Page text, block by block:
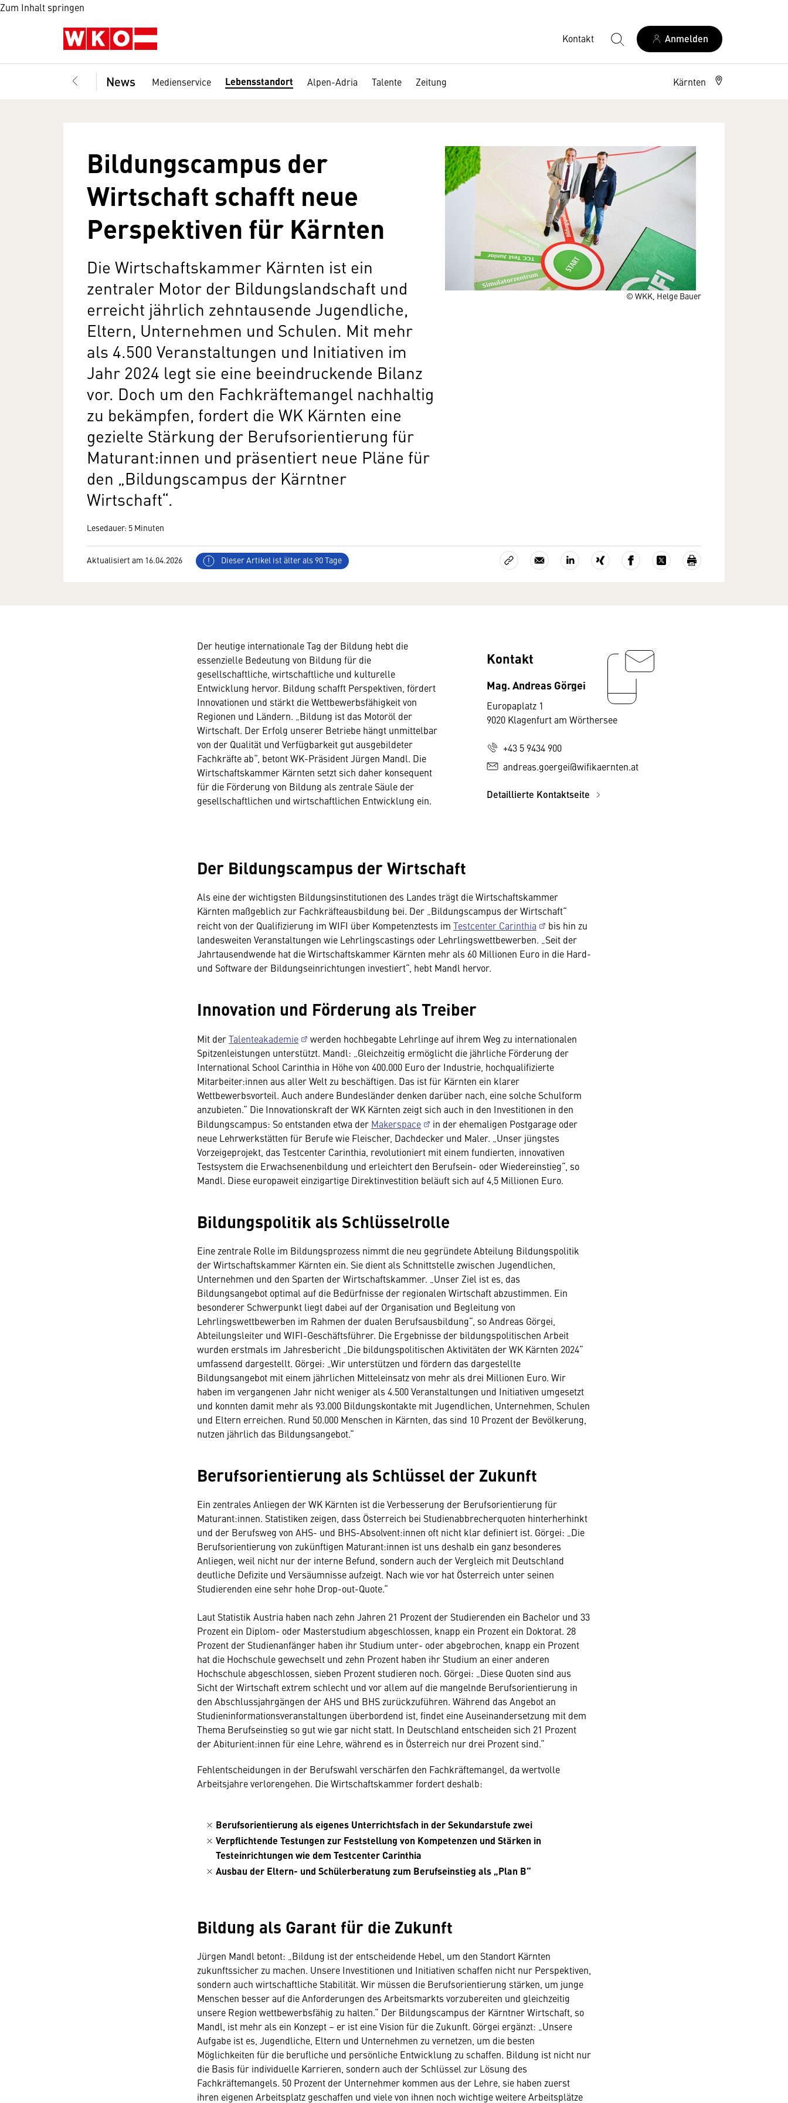
Zum Inhalt springen
Kontakt Anmelden
News Medienservice Lebensstandort Alpen-Adria Talente Zeitung Kärnten
© WKK, Helge Bauer
Bildungscampus der
Wirtschaft schafft neue
Perspektiven für Kärnten
Die Wirtschaftskammer Kärnten ist ein
zentraler Motor der Bildungslandschaft und
erreicht jährlich zehntausende Jugendliche,
Eltern, Unternehmen und Schulen. Mit mehr
als 4.500 Veranstaltungen und Initiativen im
Jahr 2024 legt sie eine beeindruckende Bilanz
vor. Doch um den Fachkräftemangel nachhaltig
zu bekämpfen, fordert die WK Kärnten eine
gezielte Stärkung der Berufsorientierung für
Maturant:innen und präsentiert neue Pläne für
den „Bildungscampus der Kärntner
Wirtschaft“.
Lesedauer: 5 Minuten
Aktualisiert am 16.04.2026 Dieser Artikel ist älter als 90 Tage
Kontakt
Mag. Andreas Görgei
Europaplatz 1
9020 Klagenfurt am Wörthersee
+43 5 9434 900
andreas.goergei@wifikaernten.at
Detaillierte Kontaktseite
Der heutige internationale Tag der Bildung hebt die
essenzielle Bedeutung von Bildung für die
gesellschaftliche, wirtschaftliche und kulturelle
Entwicklung hervor. Bildung schafft Perspektiven, fördert
Innovationen und stärkt die Wettbewerbsfähigkeit von
Regionen und Ländern. „Bildung ist das Motoröl der
Wirtschaft. Der Erfolg unserer Betriebe hängt unmittelbar
von der Qualität und Verfügbarkeit gut ausgebildeter
Fachkräfte ab“, betont WK-Präsident Jürgen Mandl. Die
Wirtschaftskammer Kärnten setzt sich daher konsequent
für die Förderung von Bildung als zentrale Säule der
gesellschaftlichen und wirtschaftlichen Entwicklung ein.
Der Bildungscampus der Wirtschaft
Als eine der wichtigsten Bildungsinstitutionen des Landes trägt die Wirtschaftskammer
Kärnten maßgeblich zur Fachkräfteausbildung bei. Der „Bildungscampus der Wirtschaft“
reicht von der Qualifizierung im WIFI über Kompetenztests im Testcenter Carinthia
bis hin zu
landesweiten Veranstaltungen wie Lehrlingscastings oder Lehrlingswettbewerben. „Seit der
Jahrtausendwende hat die Wirtschaftskammer Kärnten mehr als 60 Millionen Euro in die Hard-
und Software der Bildungseinrichtungen investiert“, hebt Mandl hervor.
Innovation und Förderung als Treiber
Mit derTalenteakademie
werden hochbegabte Lehrlinge auf ihrem Weg zu internationalen
Spitzenleistungen unterstützt. Mandl: „Gleichzeitig ermöglicht die jährliche Förderung der
International School Carinthia in Höhe von 400.000 Euro der Industrie, hochqualifizierte
Mitarbeiter:innen aus aller Welt zu beschäftigen. Das ist für Kärnten ein klarer
Wettbewerbsvorteil. Auch andere Bundesländer denken darüber nach, eine solche Schulform
anzubieten.“ Die Innovationskraft der WK Kärnten zeigt sich auch in den Investitionen in den
Bildungscampus: So entstanden etwa der Makerspace
in der ehemaligen Postgarage oder
neue Lehrwerkstätten für Berufe wie Fleischer, Dachdecker und Maler. „Unser jüngstes
Vorzeigeprojekt, das Testcenter Carinthia, revolutioniert mit einem fundierten, innovativen
Testsystem die Erwachsenenbildung und erleichtert den Berufsein- oder Wiedereinstieg“, so
Mandl. Diese europaweit einzigartige Direktinvestition beläuft sich auf 4,5 Millionen Euro.
Bildungspolitik als Schlüsselrolle
Eine zentrale Rolle im Bildungsprozess nimmt die neu gegründete Abteilung Bildungspolitik
der Wirtschaftskammer Kärnten ein. Sie dient als Schnittstelle zwischen Jugendlichen,
Unternehmen und den Sparten der Wirtschaftskammer. „Unser Ziel ist es, das
Bildungsangebot optimal auf die Bedürfnisse der regionalen Wirtschaft abzustimmen. Ein
besonderer Schwerpunkt liegt dabei auf der Organisation und Begleitung von
Lehrlingswettbewerben im Rahmen der dualen Berufsausbildung“, so Andreas Görgei,
Abteilungsleiter und WIFI-Geschäftsführer. Die Ergebnisse der bildungspolitischen Arbeit
wurden erstmals im Jahresbericht „Die bildungspolitischen Aktivitäten der WK Kärnten 2024“
umfassend dargestellt. Görgei: „Wir unterstützen und fördern das dargestellte
Bildungsangebot mit einem jährlichen Mitteleinsatz von mehr als drei Millionen Euro. Wir
haben im vergangenen Jahr nicht weniger als 4.500 Veranstaltungen und Initiativen umgesetzt
und konnten damit mehr als 93.000 Bildungskontakte mit Jugendlichen, Unternehmen, Schulen
und Eltern erreichen. Rund 50.000 Menschen in Kärnten, das sind 10 Prozent der Bevölkerung,
nutzen jährlich das Bildungsangebot.“
Berufsorientierung als Schlüssel der Zukunft
Ein zentrales Anliegen der WK Kärnten ist die Verbesserung der Berufsorientierung für
Maturant:innen. Statistiken zeigen, dass Österreich bei Studienabbrecherquoten hinterherhinkt
und der Berufsweg von AHS- und BHS-Absolvent:innen oft nicht klar definiert ist. Görgei: „Die
Berufsorientierung von zukünftigen Maturant:innen ist uns deshalb ein ganz besonderes
Anliegen, weil nicht nur der interne Befund, sondern auch der Vergleich mit Deutschland
deutliche Defizite und Versäumnisse aufzeigt. Nach wie vor hat Österreich unter seinen
Studierenden eine sehr hohe Drop-out-Quote.“
Laut Statistik Austria haben nach zehn Jahren 21 Prozent der Studierenden ein Bachelor und 33
Prozent ein Diplom- oder Masterstudium abgeschlossen, knapp ein Prozent ein Doktorat. 28
Prozent der Studienanfänger haben ihr Studium unter- oder abgebrochen, knapp ein Prozent
hat die Hochschule gewechselt und zehn Prozent haben ihr Studium an einer anderen
Hochschule abgeschlossen, sieben Prozent studieren noch. Görgei: „Diese Quoten sind aus
Sicht der Wirtschaft extrem schlecht und vor allem auf die mangelnde Berufsorientierung in
den Abschlussjahrgängen der AHS und BHS zurückzuführen. Während das Angebot an
Studieninformationsveranstaltungen überbordend ist, findet eine Auseinandersetzung mit dem
Thema Berufseinstieg so gut wie gar nicht statt. In Deutschland entscheiden sich 21 Prozent
der Abiturient:innen für eine Lehre, während es in Österreich nur drei Prozent sind.“
Fehlentscheidungen in der Berufswahl verschärfen den Fachkräftemangel, da wertvolle
Arbeitsjahre verlorengehen. Die Wirtschaftskammer fordert deshalb:
Berufsorientierung als eigenes Unterrichtsfach in der Sekundarstufe zwei
Verpflichtende Testungen zur Feststellung von Kompetenzen und Stärken in
Testeinrichtungen wie dem Testcenter Carinthia
Ausbau der Eltern- und Schülerberatung zum Berufseinstieg als „Plan B“
Bildung als Garant für die Zukunft
Jürgen Mandl betont: „Bildung ist der entscheidende Hebel, um den Standort Kärnten
zukunftssicher zu machen. Unsere Investitionen und Initiativen schaffen nicht nur Perspektiven,
sondern auch wirtschaftliche Stabilität. Wir müssen die Berufsorientierung stärken, um junge
Menschen besser auf die Anforderungen des Arbeitsmarkts vorzubereiten und gleichzeitig
unsere Region wettbewerbsfähig zu halten.“ Der Bildungscampus der Kärntner Wirtschaft, so
Mandl, ist mehr als ein Konzept – er ist eine Vision für die Zukunft. Görgei ergänzt: „Unsere
Aufgabe ist es, Jugendliche, Eltern und Unternehmen zu vernetzen, um die besten
Möglichkeiten für die berufliche und persönliche Entwicklung zu schaffen. Bildung ist nicht nur
die Basis für individuelle Karrieren, sondern auch der Schlüssel zur Lösung des
Fachkräftemangels. 50 Prozent der Unternehmer kommen aus der Lehre, sie haben zuerst
ihren eigenen Arbeitsplatz geschaffen und viele von ihnen noch wichtige weitere Arbeitsplätze